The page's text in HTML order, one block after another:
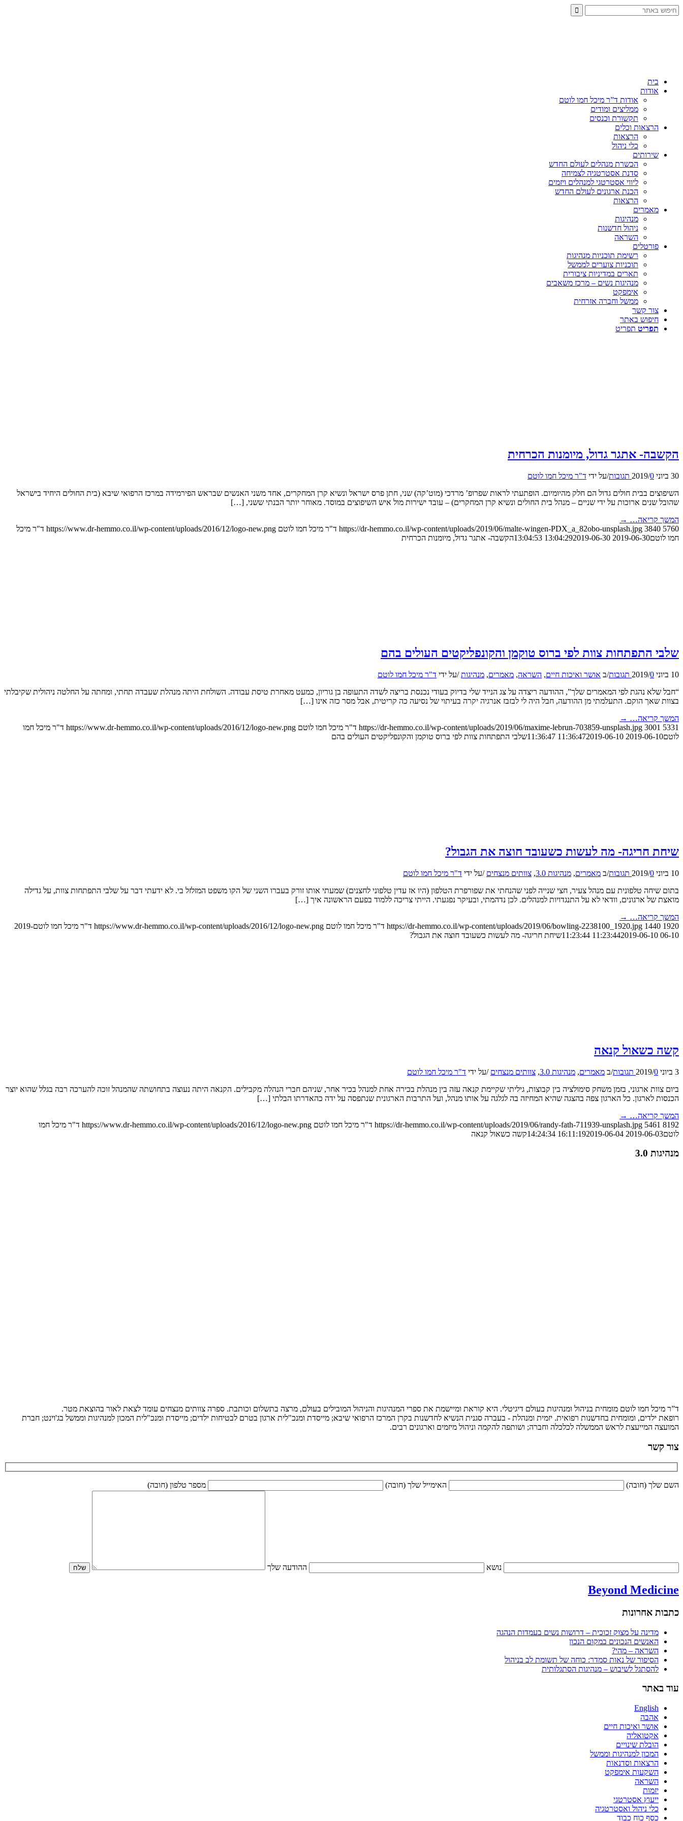
בית
אודות
אודות ד”ר מיכל חמו לוטם
ממליצים ומודים
תקשורת וכנסים
הרצאות וכלים
הרצאות
כלי ניהול
שירותים
הכשרת מנהלים לעולם החדש
סדנת אסטרטגיה לצמיחה
ליווי אסטרטגי למנהלים ויזמים
הכנת ארגונים לעולם החדש
הרצאות
מאמרים
מנהיגות
ניהול חדשנות
השראה
פורטלים
רשימת תוכניות מנהיגות
תוכניות צוערים לממשל
תארים במדיניות ציבורית
מנהיגות נשים – מרכז משאבים
אימפקט
ממשל וחברה אזרחית
צור קשר
חיפוש באתר
תפריט תפריט
הקשבה- אתגר גדול, מיומנות הכרחית
30 ביוני 2019 /0 תגובות /על ידי ד"ר מיכל חמו לוטם
השיפוצים בבית חולים גדול הם חלק מהיומיום. הופתעתי לראות שפרופ’ מרדכי (מוט’קה) שני, חתן פרס ישראל ונשיא קרן המחקרים, אחד משני האנשים שבראש הפירמידה במרכז הרפואי שיבא (בית החולים היחיד בישראל
שהובל שנים ארוכות על ידי שניים – מנהל בית החולים ונשיא קרן המחקרים) – עובד ישירות מול איש השיפוצים במוסד. מאוחר יותר הבנתי ששני, […]
המשך קריאה… →
https://dr-hemmo.co.il/wp-content/uploads/2019/06/malte-wingen-PDX_a_82obo-unsplash.jpg 3840 5760 ד"ר מיכל חמו לוטם https://www.dr-hemmo.co.il/wp-content/uploads/2016/12/logo-new.png ד"ר מיכל
חמו לוטם2019-06-30 13:04:29
2019-06-30 13:04:53 הקשבה- אתגר גדול, מיומנות הכרחית
שלבי התפתחות צוות לפי ברוס טוקמן והקונפליקטים העולים בהם
10 ביוני 2019 /0 תגובות /ב אושר ואיכות חיים, השראה, מאמרים, מנהיגות /על ידי ד"ר מיכל חמו לוטם
“חבל שלא נהגת לפי המאמרים שלך”, ההודעה ריצדה על צג הנייד שלי בדיוק בעודי נכנסת בריצה לשדה התעופה בן גוריון, כמעט מאחרת טיסת עבודה. השולחת היתה מנהלת שעבדה תחתי, ומחתה על החלטה ניהולית שקיבלתי
בצוות שאך הוקם. התעלמתי מן ההודעה, חבל היה לי לבזבז אנרגיה יקרה בעיתוי של נסיעה כה קריטית, אבל מסר כזה אינו […]
המשך קריאה… →
https://dr-hemmo.co.il/wp-content/uploads/2019/06/maxime-lebrun-703859-unsplash.jpg 3001 5331 ד"ר מיכל חמו לוטם https://www.dr-hemmo.co.il/wp-content/uploads/2016/12/logo-new.png ד"ר מיכל חמו
לוטם2019-06-10 11:36:47
2019-06-10 11:36:47 שלבי התפתחות צוות לפי ברוס טוקמן והקונפליקטים העולים בהם
שיחת חריגה- מה לעשות כשעובד חוצה את הגבול?
10 ביוני 2019 /0 תגובות /ב מאמרים, מנהיגות 3.0 , צוותים מנצחים /על ידי ד"ר מיכל חמו לוטם
בתום שיחה טלפונית עם מנהל צעיר, חצי שנייה לפני שהנחתי את שפורפרת הטלפון (היו אז עדין טלפוני לחצנים) שמעתי אותו זורק בעברו השני של הקו משפט המזלזל בי. לא ידעתי דבר על שלבי התפתחות צוות, על גדילה
מואצת של ארגונים, וודאי לא על התנגדויות למנהלים. לכן נדהמתי, ובעיקר נפגעתי. הייתי צריכה ללמוד בפעם הראשונה איך […]
המשך קריאה… →
https://dr-hemmo.co.il/wp-content/uploads/2019/06/bowling-2238100_1920.jpg 1440 1920 ד"ר מיכל חמו לוטם https://www.dr-hemmo.co.il/wp-content/uploads/2016/12/logo-new.png ד"ר מיכל חמו לוטם2019-
06-10 11:23:44
2019-06-10 11:23:44 שיחת חריגה- מה לעשות כשעובד חוצה את הגבול?
קשה כשאול קנאה
3 ביוני 2019 /0 תגובות /ב מאמרים, מנהיגות 3.0 , צוותים מנצחים /על ידי ד"ר מיכל חמו לוטם
ביום צוות ארגוני, בזמן משחק סימולציה בין קבוצות, גיליתי שקיימת קנאה עזה בין מנהלת בכירה אחת למנהל בכיר אחר, שניהם חברי הנהלה מקבילים. הקנאה היתה נעוצה בתחושתה שהמנהל זוכה להערכה רבה בגלל שהוא יוצר
הכנסות לארגון. כל הארגון צפה בהצגה שהיא המחיזה בה לגלגה על אותו מנהל, ועל התרבות הארגונית שנתפסה על ידה כהאדרתו הבלתי […]
המשך קריאה… →
https://dr-hemmo.co.il/wp-content/uploads/2019/06/randy-fath-711939-unsplash.jpg 5461 8192 ד"ר מיכל חמו לוטם https://www.dr-hemmo.co.il/wp-content/uploads/2016/12/logo-new.png ד"ר מיכל חמו
לוטם2019-06-03 16:11:19
2019-06-04 14:24:34 קשה כשאול קנאה
מנהיגות 3.0
ד”ר מיכל חמו לוטם מומחית בניהול ומנהיגות בעולם דיגיטלי. היא קוראת ומיישמת את ספרי המנהיגות והניהול המובילים בעולם, מרצה בתשלום וכותבת. ספרה צוותים מנצחים עומד לצאת לאור בהוצאת מטר.
רופאת ילדים, ומומחית בחדשנות רפואית. יזמית ומנהלת - בעברה סגנית הנשיא לחדשנות בקרן המרכז הרפואי שיבא; מייסדת ומנכ"לית ארגון בטרם לבטיחות ילדים; מייסדת ומנכ"לית המכון למנהיגות וממשל בג'וינט; חברת
המועצה המייעצת לראש הממשלה לכלכלה וחברה; ושותפה להקמה וניהול מיזמים וארגונים רבים.
צור קשר
השם שלך (חובה) האימייל שלך (חובה) מספר טלפון (חובה)
נושא ההודעה שלך
Beyond Medicine
כתבות אחרונות
מדינה על מצוק זכוכית – דרושות נשים בעמדות הנהגה
האנשים הנכונים במקום הנכון
השראה – מהי?
הסיפור של נאות סמדר: כוחה של תשומת לב בניהול
להסתגל לשיבוש – מנהיגות הסתגלותית
עוד באתר
English
אהבה
אושר ואיכות חיים
אקטואליה
הובלת שינויים
המכון למנהיגות וממשל
הרצאות וסדנאות
השקעות אימפקט
השראה
יזמות
ייעוץ אסטרטגי
כלי ניהול ואסטרטגיה
כסף כוח כבוד